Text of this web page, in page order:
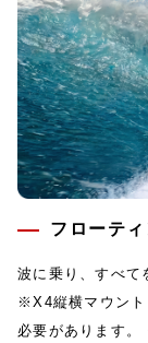
フローテ
波に乗り、すべて
※X4縦横マウント
必要があります。